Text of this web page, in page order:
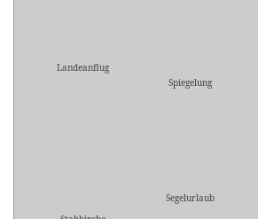
Landeanflug
Spiegelung
Segelurlaub